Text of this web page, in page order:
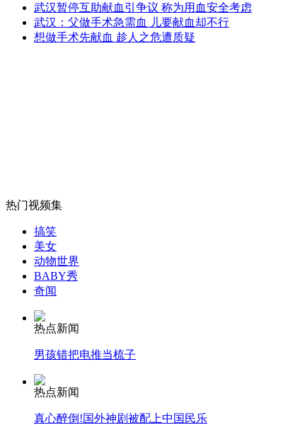
无痛分娩是否安全 医生回应
外交部：反对强权政治霸凌主义
外交部：有关国家言论片面不公正
武汉暂停互助献血引争议 称为用血安全考虑
武汉：父做手术急需血 儿要献血却不行
想做手术先献血 趁人之危遭质疑
热门视频集
搞笑
美女
动物世界
BABY秀
奇闻
热点新闻
男孩错把电推当梳子
热点新闻
真心醉倒!国外神剧被配上中国民乐